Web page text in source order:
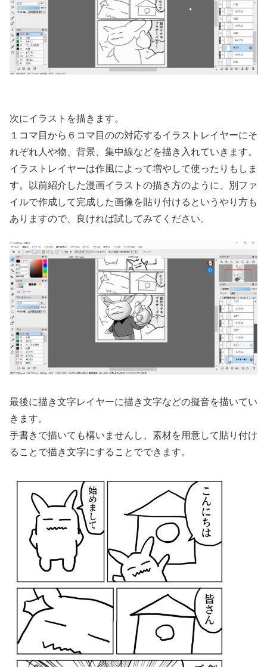
次にイラストを描きます。
１コマ目から６コマ目のの対応するイラストレイヤーにそ
れぞれ人や物、背景、集中線などを描き入れていきます。
イラストレイヤーは作風によって増やして使ったりもしま
す。以前紹介した漫画イラストの描き方のように、別ファ
イルで作成して完成した画像を貼り付けるというやり方も
ありますので、良ければ試してみてください。
最後に描き文字レイヤーに描き文字などの擬音を描いてい
きます。
手書きで描いても構いませんし、素材を用意して貼り付け
ることで描き文字にすることでできます。